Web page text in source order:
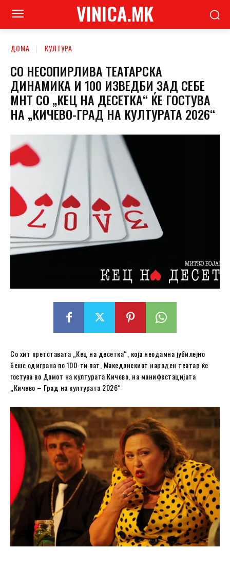
VINICA.MK
ДОМА КУЛТУРА
СО НЕСОПИРЛИВА ТЕАТАРСКА
ДИНАМИКА И 100 ИЗВЕДБИ ЗАД СЕБЕ
МНТ СО „КЕЦ НА ДЕСЕТКА“ ЌЕ ГОСТУВА
НА „КИЧЕВО-ГРАД НА КУЛТУРАТА 2026“
Со хит претставата „Кец на десетка“, која неодамна јубилејно
беше одиграна по 100-ти пат, Македонскиот народен театар ќе
гостува во Домот на културата Кичево, на манифестацијата
„Кичево – Град на културата 2026“